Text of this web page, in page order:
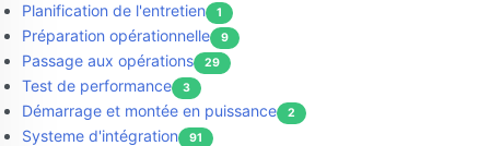
Planification de l'entretien 1
Préparation opérationnelle 9
Passage aux opérations 29
Test de performance 3
Démarrage et montée en puissance 2
Systeme d'intégration 91